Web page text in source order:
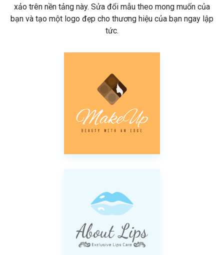
xảo trên nền tảng này. Sửa đổi mẫu theo mong muốn của
bạn và tạo một logo đẹp cho thương hiệu của bạn ngay lập
tức.